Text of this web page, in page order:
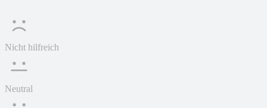
Nicht hilfreich
Neutral